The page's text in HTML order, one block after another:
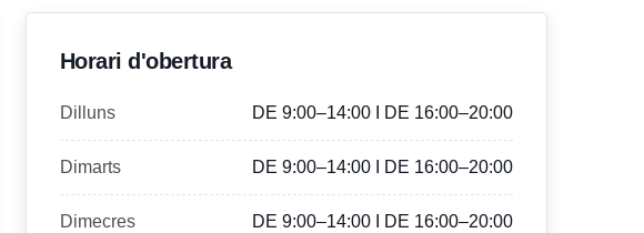
Horari d'obertura
Dilluns DE 9:00–14:00 I DE 16:00–20:00
Dimarts DE 9:00–14:00 I DE 16:00–20:00
Dimecres DE 9:00–14:00 I DE 16:00–20:00